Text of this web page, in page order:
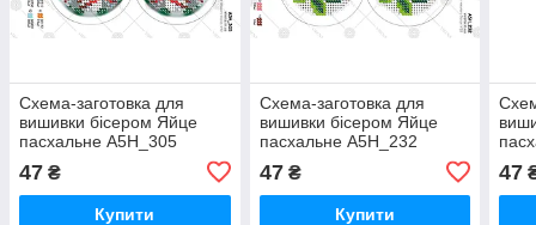
Схема-заготовка для
вишивки бісером Яйце
пасхальне А5Н_305
47 ₴
Купити
Схема-заготовка для
вишивки бісером Яйце
пасхальне А5Н_232
47₴
Купити
47